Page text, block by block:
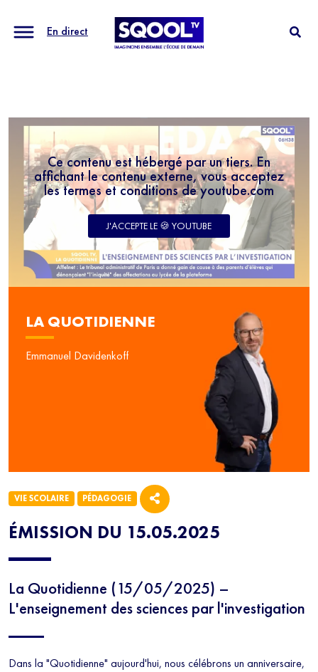
En direct
Ce contenu est hébergé par un tiers. En
affichant le contenu externe, vous acceptez
les termes et conditions de youtube.com
J'ACCEPTE LE 🍪 YOUTUBE
ÉMISSION DU 15.05.2025
La Quotidienne (15/05/2025) –
L'enseignement des sciences par l'investigation
Dans la "Quotidienne" aujourd'hui, nous célébrons un anniversaire,
VIE SCOLAIRE PÉDAGOGIE
LA QUOTIDIENNE
Emmanuel Davidenkoff